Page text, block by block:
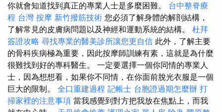
你就會知道找到真正的專業人士是多麼困難。 台中整脊療
程 台灣 按摩 新竹撥筋技術 您必須了解身體的解剖結構，
了解常見的皮膚病問題以及神經和運動系統的結構。 杜拜
簽證攻略 尋找專業的醫美診所讓您更自信 此外，了解主要
的骨科疾病極為重要，因此按摩師訓練有素，這就是為什麼
很難找到好的專科醫生。 一定要選擇一個你同情的專業人
士，因為想想看，如果你不同情，在你面前脫光衣服是一個
巨大的限制。 全口重建過程 記帳士 台胞證過期怎麼辦 打
掃家裡的注意事項 當我感覺到對方把我放在焦點上，而我